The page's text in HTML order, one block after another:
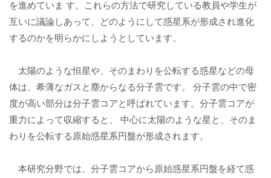
を進めていま す。これらの方法で研究している教員や学生が
互いに議論しあって、どのようにして惑星系が形成され進化
するのかを明らかにしようとしています。
太陽のような恒星や、そのまわりを公転する惑星などの母
体は、希薄なガスと塵からなる分子雲です。 分子雲の中で密
度が高い部分は分子雲コアと呼ばれています。分子雲コアが
重力によって収縮すると、 中心に太陽のような星と、そのま
わりを公転する原始惑星系円盤が形成されます。
本研究分野では、分子雲コアから原始惑星系円盤を経て惑